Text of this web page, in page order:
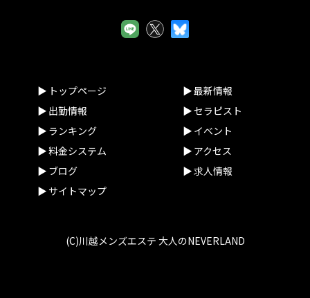
トップページ
最新情報
出勤情報
セラピスト
ランキング
イベント
料金システム
アクセス
ブログ
求人情報
サイトマップ
(C)川越メンズエステ 大人のNEVERLAND